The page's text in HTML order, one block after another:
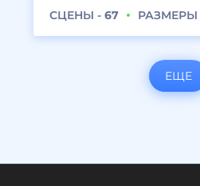
СЦЕНЫ - 67 РАЗМЕРЫ
ЕЩЕ